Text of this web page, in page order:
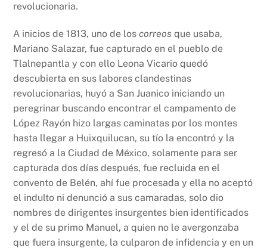
revolucionaria.
A inicios de 1813, uno de loscorreos que usaba,
Mariano Salazar, fue capturado en el pueblo de
Tlalnepantla y con ello Leona Vicario quedó
descubierta en sus labores clandestinas
revolucionarias, huyó a San Juanico iniciando un
peregrinar buscando encontrar el campamento de
López Rayón hizo largas caminatas por los montes
hasta llegar a Huixquilucan, su tío la encontró y la
regresó a la Ciudad de México, solamente para ser
capturada dos días después, fue recluida en el
convento de Belén, ahí fue procesada y ella no aceptó
el indulto ni denunció a sus camaradas, solo dio
nombres de dirigentes insurgentes bien identificados
y el de su primo Manuel, a quien no le avergonzaba
que fuera insurgente, la culparon de infidencia y en un